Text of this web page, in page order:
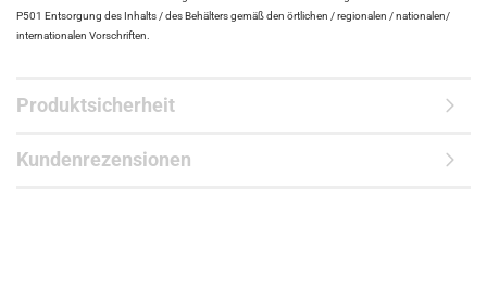
P501 Entsorgung des Inhalts / des Behälters gemäß den örtlichen / regionalen / nationalen/
internationalen Vorschriften.
Produktsicherheit
Kundenrezensionen